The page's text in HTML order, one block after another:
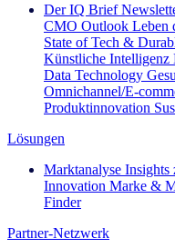
Der IQ Brief
CMO Outlook Leben
State of Tech &
Künstliche Intelligenz
Data Technology
Omnichannel/E-
Produktinnovation
Lösungen
Marktanalyse Insights
Innovation Marke &
Finder
Partner-Netzwerk